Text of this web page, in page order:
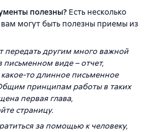
полезны? Есть несколько
вам могут быть полезны приемы из
передать другим много важной
виде – отчет,
то длинное письменное
принципам работы в таких
первая глава,
страницу.
за помощью к человеку,